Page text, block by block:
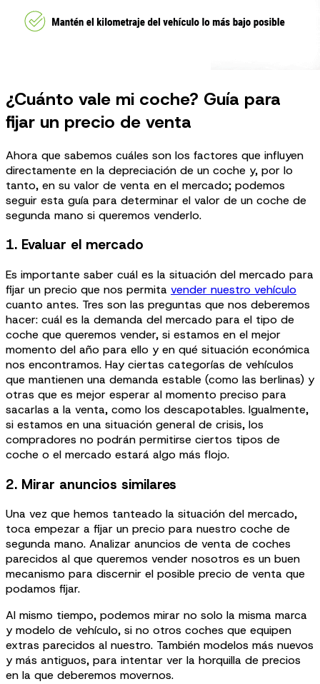
¿Cuánto vale mi coche? Guía para
fijar un precio de venta
Ahora que sabemos cuáles son los factores que influyen
directamente en la depreciación de un coche y, por lo
tanto, en su valor de venta en el mercado; podemos
seguir esta guía para determinar el valor de un coche de
segunda mano si queremos venderlo.
1. Evaluar el mercado
Es importante saber cuál es la situación del mercado para
fijar un precio que nos permita vender nuestro vehículo
cuanto antes. Tres son las preguntas que nos deberemos
hacer: cuál es la demanda del mercado para el tipo de
coche que queremos vender, si estamos en el mejor
momento del año para ello y en qué situación económica
nos encontramos. Hay ciertas categorías de vehículos
que mantienen una demanda estable (como las berlinas) y
otras que es mejor esperar al momento preciso para
sacarlas a la venta, como los descapotables. Igualmente,
si estamos en una situación general de crisis, los
compradores no podrán permitirse ciertos tipos de
coche o el mercado estará algo más flojo.
2. Mirar anuncios similares
Una vez que hemos tanteado la situación del mercado,
toca empezar a fijar un precio para nuestro coche de
segunda mano. Analizar anuncios de venta de coches
parecidos al que queremos vender nosotros es un buen
mecanismo para discernir el posible precio de venta que
podamos fijar.
Al mismo tiempo, podemos mirar no solo la misma marca
y modelo de vehículo, si no otros coches que equipen
extras parecidos al nuestro. También modelos más nuevos
y más antiguos, para intentar ver la horquilla de precios
en la que deberemos movernos.